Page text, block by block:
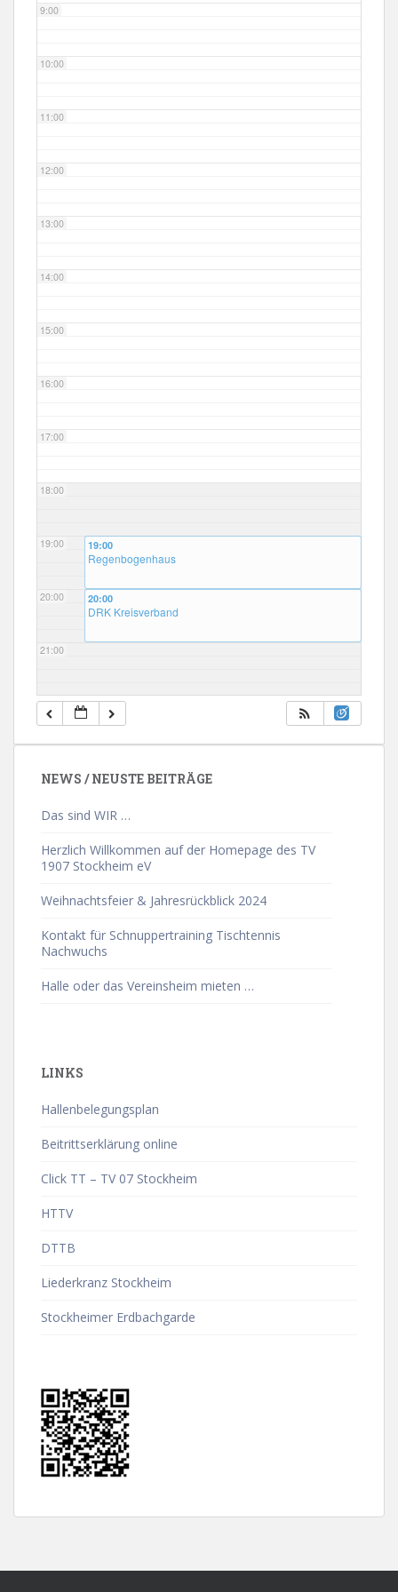
9:00
10:00
11:00
12:00
13:00
14:00
15:00
16:00
17:00
18:00
19:00
20:00
21:00
22:00
19:00
Regenbogenhaus
20:00
DRK Kreisverband
NEWS / NEUSTE BEITRÄGE
Das sind WIR …
Herzlich Willkommen auf der Homepage des TV
1907 Stockheim eV
Weihnachtsfeier & Jahresrückblick 2024
Kontakt für Schnuppertraining Tischtennis
Nachwuchs
Halle oder das Vereinsheim mieten …
LINKS
Hallenbelegungsplan
Beitrittserklärung online
Click TT – TV 07 Stockheim
HTTV
DTTB
Liederkranz Stockheim
Stockheimer Erdbachgarde